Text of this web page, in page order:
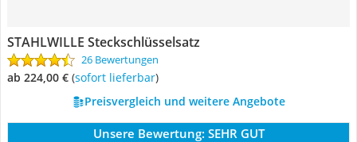
STAHLWILLE Steckschlüsselsatz
26 Bewertungen
ab 224,00 € ( Sofort lieferbar)
Preisvergleich und weitere Angebote
Unsere Bewertung: SEHR GUT